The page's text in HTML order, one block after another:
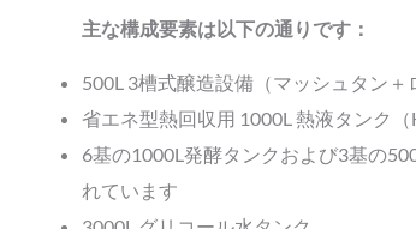
主な構成要素は以下の通りです：
500L 3槽式醸造設備（マッシュタン＋
省エネ型熱回収用 1000L 熱液タンク（
6基の1000L発酵タンクおよび3基の
れています